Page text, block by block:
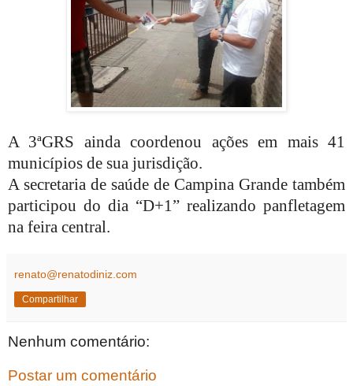
A 3ªGRS ainda coordenou ações em mais 41
municípios de sua jurisdição.
A secretaria de saúde de Campina Grande também
participou do dia “D+1” realizando panfletagem
na feira central.
renato@renatodiniz.com
Compartilhar
Nenhum comentário:
Postar um comentário